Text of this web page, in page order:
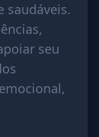
saudáveis.
seu